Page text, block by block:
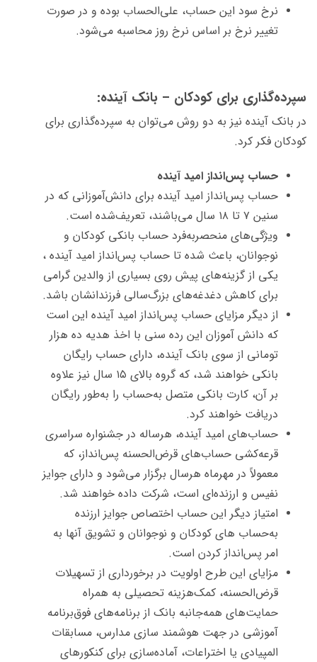
نرخ سود این حساب، علی‌الحساب بوده و در صورت
تغییر نرخ بر اساس نرخ روز محاسبه می‌شود.
سپرده‌گذاری برای کودکان – بانک آینده:
در بانک آینده نیز به دو روش می‌توان به سپرده‌گذاری برای
کودکان فکر کرد.
حساب پس‌انداز امید آینده
حساب پس‌انداز امید آینده برای دانش‌آموزانی که در
سنین ۷ تا ۱۸ سال می‌باشند، تعریف‌شده است.
ویژگی‌های منحصربه‌فرد حساب بانکی کودکان و
نوجوانان، باعث شده تا حساب پس‌انداز امید آینده ،
یکی از گزینه‌های پیش روی بسیاری از والدین گرامی
برای کاهش دغدغه‌های بزرگ‌سالی فرزندانشان باشد.
از دیگر مزایای حساب پس‌انداز امید آینده این است
که دانش آموزان این رده سنی با اخذ هدیه ده‌ هزار
تومانی از سوی بانک آینده، دارای حساب رایگان
بانکی خواهند شد، که گروه بالای ۱۵ سال نیز علاوه
بر آن، کارت ‌بانکی متصل به‌حساب را به‌طور رایگان
دریافت خواهند کرد.
حساب‌های امید آینده، هرساله در جشنواره سراسری
قرعه‌کشی حساب‌های قرض‌الحسنه پس‌انداز، که
معمولاً در مهرماه هرسال برگزار می‌شود و دارای جوایز
نفیس و ارزنده‌ای است، شرکت داده خواهند شد.
امتیاز دیگر این حساب اختصاص جوایز ارزنده
به‌حساب های کودکان و نوجوانان و تشویق آن­ها به
امر پس‌انداز کردن است.
مزایای این طرح اولویت در برخورداری از تسهیلات
قرض‌الحسنه، کمک‌هزینه تحصیلی به همراه
حمایت‌های همه‌جانبه بانک از برنامه‌های فوق‌برنامه
آموزشی در جهت هوشمند سازی مدارس، مسابقات
المپیادی یا اختراعات، آماده‌سازی برای کنکورهای